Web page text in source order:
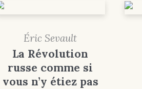
Éric Sevault
La Révolution
russe comme si
vous n’y étiez pas